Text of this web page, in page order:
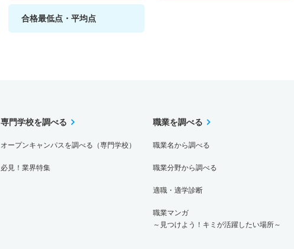
合格最低点・平均点
専門学校を調べる
オープンキャンパスを調べる（専門学校）
必見！業界特集
職業を調べる
職業名から調べる
職業分野から調べる
適職・適学診断
職業マンガ
～見つけよう！キミが活躍したい場所～